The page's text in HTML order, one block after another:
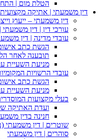
הטלת מום |
דין משמעתי | אתיקה מקצועית
דין משמעתי – ייעוץ
עורכי דין | דין
עובדי מדינה | דין
הגשת כתב אישום
תובענה לאחר
מניעת השעיית
עובדי הרשויות
הגשת כתב אישום
מניעת השעיית
בעלי מקצועות
ועדת האתיקה
חנינה בדין
שוטרים | דין משמעתי
סוהרים | דין משמעתי